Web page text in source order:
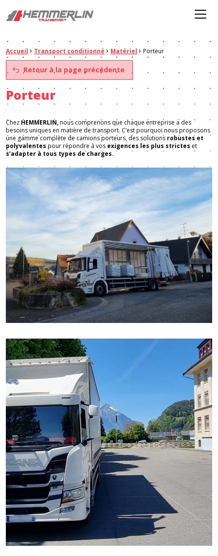
Hemmerlin Menu
Fil d'Ariane :
Accueil › Transport conditionné › Matériel › Porteur
Retour à la page précédente
Porteur
Chez HEMMERLIN,nous comprenons que chaque entreprise a des
besoins uniques en matière de transport. C’est pourquoi nous proposons
une gamme complète de camions porteurs, des solutions robustes et
polyvalentes pour répondre à vos exigences les plus strictes et
s’adapter à tous types de charges.